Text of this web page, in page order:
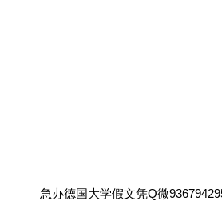
急办德国大学假文凭Q微